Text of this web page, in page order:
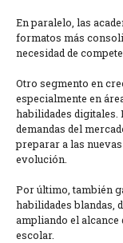
En paralelo, las
formatos más
necesidad de
Otro segmento en
especialmente en
habilidades digitales.
demandas del
preparar a las
evolución.
Por último, también
habilidades blandas,
ampliando el alcance
escolar.